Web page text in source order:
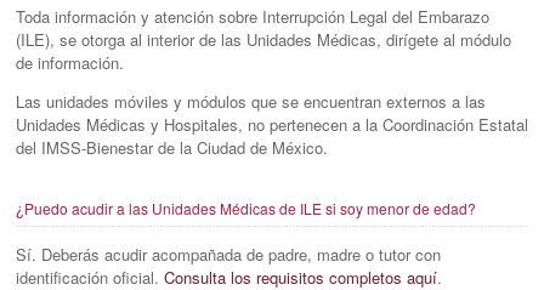
Toda información y atención sobre Interrupción Legal del Embarazo
(ILE), se otorga al interior de las Unidades Médicas, dirígete al módulo
de información.
Las unidades móviles y módulos que se encuentran externos a las
Unidades Médicas y Hospitales, no pertenecen a la Coordinación Estatal
del IMSS-Bienestar de la Ciudad de México.
¿Puedo acudir a las Unidades Médicas de ILE si soy menor de edad?
Sí. Deberás acudir acompañada de padre, madre o tutor con
identificación oficial. Consulta los requisitos completos aquí.